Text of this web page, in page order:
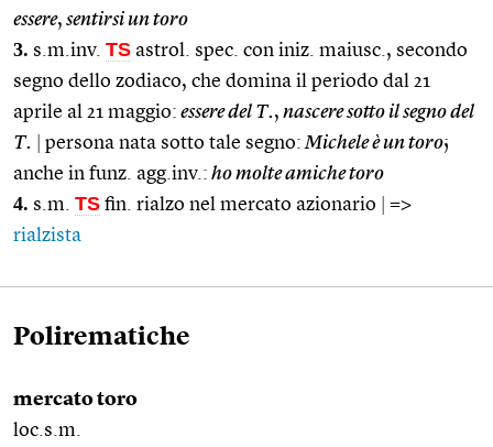
essere, sentirsi un toro
3. s.m.inv. TS astrol. spec. con iniz. maiusc., secondo
segno dello zodiaco, che domina il periodo dal 21
aprile al 21 maggio: essere del T., nascere sotto il segno del
T.
persona nata sotto tale segno: Michele è un toro;
anche in funz. agg.inv.: ho molte amiche toro
4. s.m. TS fin. rialzo nel mercato azionario
=>
rialzista
Polirematiche
mercato toro
loc.s.m.